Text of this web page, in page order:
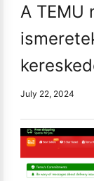
A TEMU
July 22, 2024